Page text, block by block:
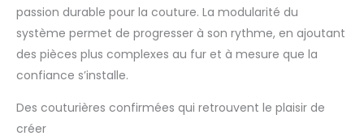
garantit la fraîcheur et l'éclat
de vos créations pendant des
années, minimisant ainsi le
gaspillage et les pertes.
Design fin pour deux
passion durable pour la couture. La modularité du
système permet de progresser à son rythme, en ajoutant
des pièces plus complexes au fur et à mesure que la
confiance s’installe.
Des couturières confirmées qui retrouvent le plaisir de
créer